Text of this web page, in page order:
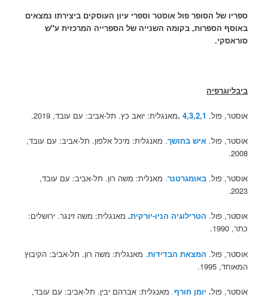
ספריו של הסופר פול אוסטר וספרי עיון העוסקים ביצירתו נמצאים
באוסף הספרות, בקומה השנייה של הספרייה המרכזית ע"ש
סוראסקי.
ביבליוגרפיה
אוסטר, פול. 4,3,2,1
.מאנגלית: יואב כץ. תל-אביב: עם עובד, 2019.
אוסטר, פול.איש בחושך. מאנגלית: מיכל אלפון. תל-אביב: עם עובד,
2008.
אוסטר, פול.באומגרטנר. מאנלית: משה רון. תל-אביב: עם עובד,
2023.
אוסטר, פול. הטרילוגיה הניו-יורקית. מאנגלית: משה זינגר. ירושלים:
כתר, 1990.
אוסטר, פול. המצאת הבדידות. מאנגלית: משה רון. תל-אביב: הקיבוץ
המאוחד, 1995.
אוסטר, פול. יומן חורף. מאנגלית: אברהם יבין. תל-אביב: עם עובד,